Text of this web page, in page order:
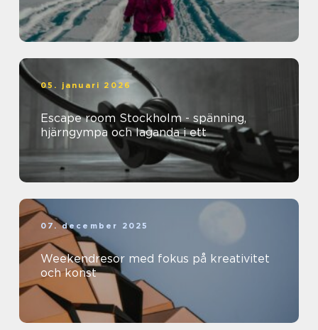
05. januari 2026
Escape room Stockholm - spänning,
hjärngympa och laganda i ett
07. december 2025
Weekendresor med fokus på kreativitet
och konst